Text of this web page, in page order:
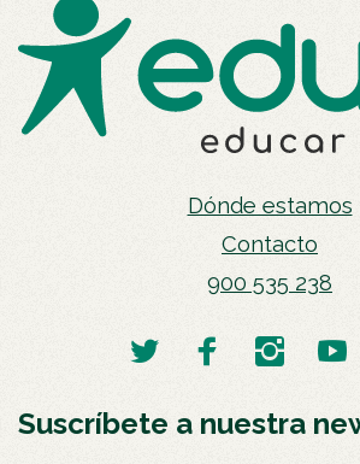
Dónde estamos
Contacto
900 535 238
Suscríbete a nuestra